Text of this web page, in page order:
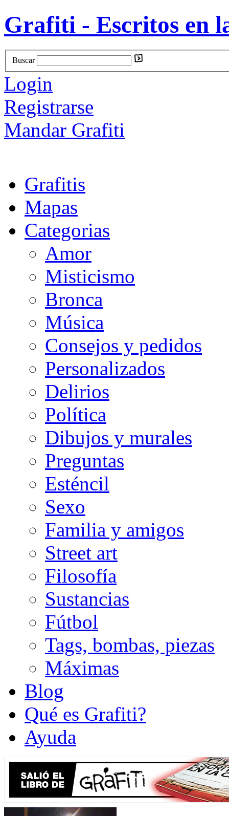
Grafiti - Escritos en
Buscar
Login
Registrarse
Mandar Grafiti
Grafitis
Mapas
Categorias
Amor
Misticismo
Bronca
Música
Consejos y pedidos
Personalizados
Delirios
Política
Dibujos y murales
Preguntas
Esténcil
Sexo
Familia y amigos
Street art
Filosofía
Sustancias
Fútbol
Tags, bombas, piezas
Máximas
Blog
Qué es Grafiti?
Ayuda